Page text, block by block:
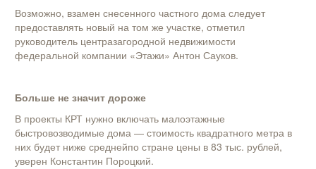
Возможно, взамен снесенного частного дома следует
предоставлять новый на том же участке, отметил
руководитель центразагородной недвижимости
федеральной компании «Этажи» Антон Сауков.
Больше не значит дороже
В проекты КРТ нужно включать малоэтажные
быстровозводимые дома — стоимость квадратного метра в
них будет ниже среднейпо стране цены в 83 тыс. рублей,
уверен Константин Пороцкий.